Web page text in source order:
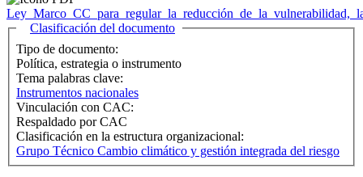
Ocultar
Clasificación del documento
Tipo de documento:
Política, estrategia o instrumento
Tema palabras clave:
Instrumentos nacionales
Vinculación con CAC:
Respaldado por CAC
Clasificación en la estructura organizacional:
Grupo Técnico Cambio climático y gestión integrada del riesgo